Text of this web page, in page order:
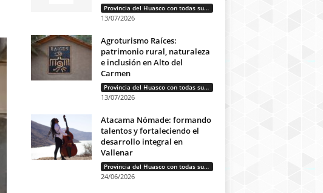
Provincia del Huasco con todas sus letras: Historias que unen cultura, diversidad e identidad
13/07/2026
Agroturismo Raíces:
patrimonio rural, naturaleza
e inclusión en Alto del
Carmen
Provincia del Huasco con todas sus letras: Historias que unen cultura, diversidad e identidad
13/07/2026
Atacama Nómade: formando
talentos y fortaleciendo el
desarrollo integral en
Vallenar
Provincia del Huasco con todas sus letras: Historias que unen cultura, diversidad e identidad
24/06/2026